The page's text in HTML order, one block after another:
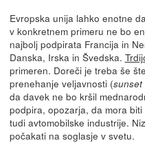
Evropska unija lahko enotne
v konkretnem primeru ne bo
najbolj podpirata Francija in
Danska, Irska in Švedska.
primeren. Doreči je treba še
prenehanje veljavnosti (sunset
da davek ne bo kršil
podpira, opozarja, da mora
tudi avtomobilske industrije.
počakati na soglasje v svetu.